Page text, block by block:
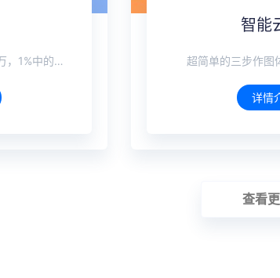
99%的人以为这些H5要花好几万，1%中的你会在这里免费制作
智能
超简单的三步作图
详情
查看